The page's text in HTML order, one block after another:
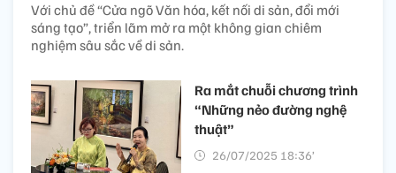
Với chủ đề “Cửa ngõ Văn hóa, kết nối di sản, đổi mới
sáng tạo”, triển lãm mở ra một không gian chiêm
nghiệm sâu sắc về di sản.
Ra mắt chuỗi chương trình
“Những nẻo đường nghệ
thuật”
26/07/2025 18:36’